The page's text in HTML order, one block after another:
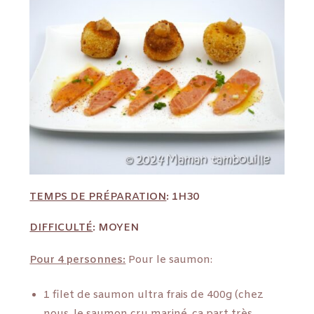
TEMPS DE PRÉPARATION: 1H30
DIFFICULTÉ: MOYEN
Pour 4 personnes:Pour le saumon:
1 filet de saumon ultra frais de 400g (chez